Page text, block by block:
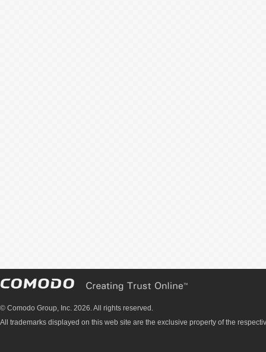
© Comodo Group, Inc. 2026. All rights reserved.
All trademarks displayed on this web site are the exclusive property of the